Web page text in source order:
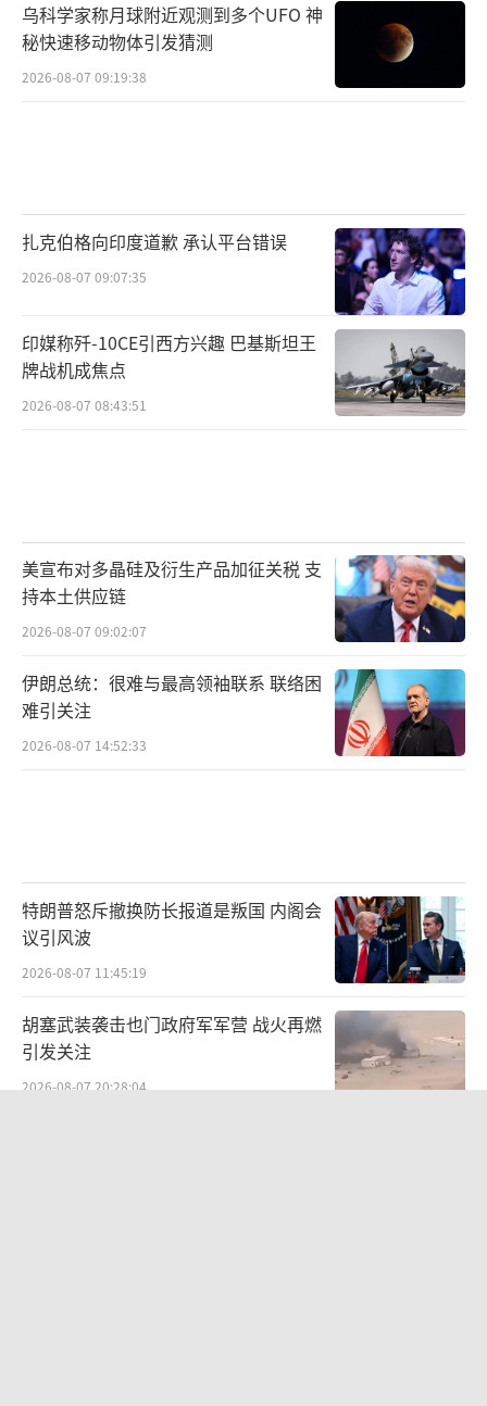
乌科学家称月球附近观测到多个UFO 神
秘快速移动物体引发猜测
2026-08-07 09:19:38
扎克伯格向印度道歉 承认平台错误
2026-08-07 09:07:35
印媒称歼-10CE引西方兴趣 巴基斯坦王
牌战机成焦点
2026-08-07 08:43:51
美宣布对多晶硅及衍生产品加征关税 支
持本土供应链
2026-08-07 09:02:07
伊朗总统：很难与最高领袖联系 联络困
难引关注
2026-08-07 14:52:33
特朗普怒斥撤换防长报道是叛国 内阁会
议引风波
2026-08-07 11:45:19
胡塞武装袭击也门政府军军营 战火再燃
引发关注
2026-08-07 20:28:04